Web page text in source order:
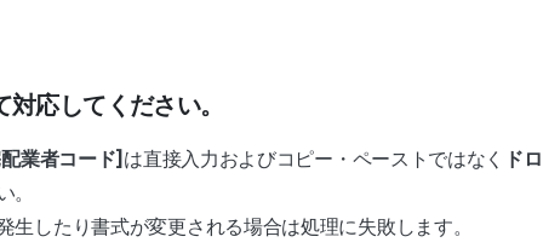
応してください。
業者コード] は直接入力およびコピー・ペーストではなく ド
。
生したり書式が変更される場合は処理に失敗します。